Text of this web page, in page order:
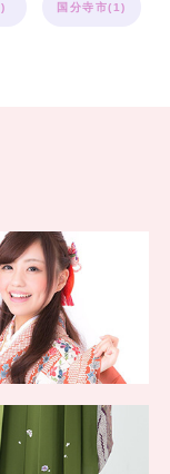
国分寺市(1)